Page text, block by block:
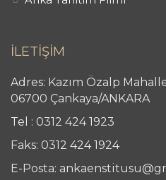
İLETİŞİM
Adres: Kazım Özalp
06700 Çankaya/ANKARA
Tel : 0312 424 1923
Faks: 0312 424 1924
E-Posta: